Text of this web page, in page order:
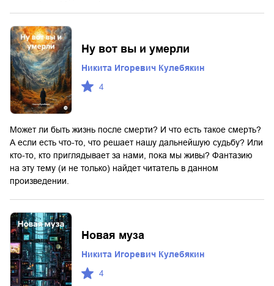
Ну вот вы и умерли
Никита Игоревич Кулебякин
4
Может ли быть жизнь после смерти? И что есть такое смерть?
А если есть что-то, что решает нашу дальнейшую судьбу? Или
кто-то, кто приглядывает за нами, пока мы живы? Фантазию
на эту тему (и не только) найдет читатель в данном
произведении.
Новая муза
Никита Игоревич Кулебякин
4